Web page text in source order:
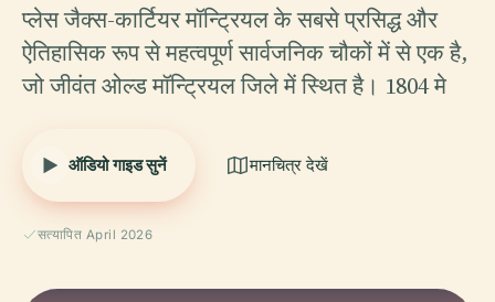
प्लेस जैक्स-कार्टियर मॉन्ट्रियल के सबसे प्रसिद्ध और
ऐतिहासिक रूप से महत्वपूर्ण सार्वजनिक चौकों में से एक है,
जो जीवंत ओल्ड मॉन्ट्रियल जिले में स्थित है। 1804 मे
ऑडियो गाइड सुनें मानचित्र देखें
सत्यापित April 2026